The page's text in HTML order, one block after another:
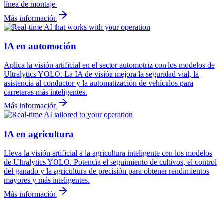
línea de montaje.
Más información
IA en automoción
Aplica la visión artificial en el sector automotriz con los modelos de
Ultralytics YOLO. La IA de visión mejora la seguridad vial, la
asistencia al conductor y la automatización de vehículos para
carreteras más inteligentes.
Más información
IA en agricultura
Lleva la visión artificial a la agricultura inteligente con los modelos
de Ultralytics YOLO. Potencia el seguimiento de cultivos, el control
del ganado y la agricultura de precisión para obtener rendimientos
mayores y más inteligentes.
Más información